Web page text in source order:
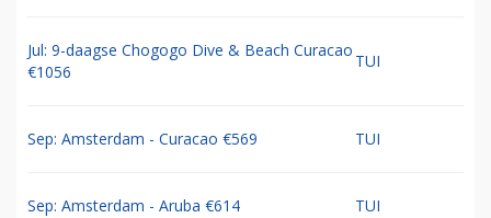
Jul: 9-daagse Chogogo Dive & Beach Curacao
€1056
TUI
Sep: Amsterdam - Curacao €569 TUI
Sep: Amsterdam - Aruba €614 TUI